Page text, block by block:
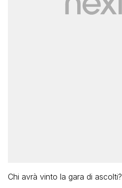
Chi avrà vinto la gara di ascolti?